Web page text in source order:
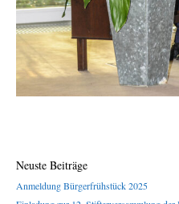
Neuste Beiträge
Anmeldung Bürgerfrühstück 2025